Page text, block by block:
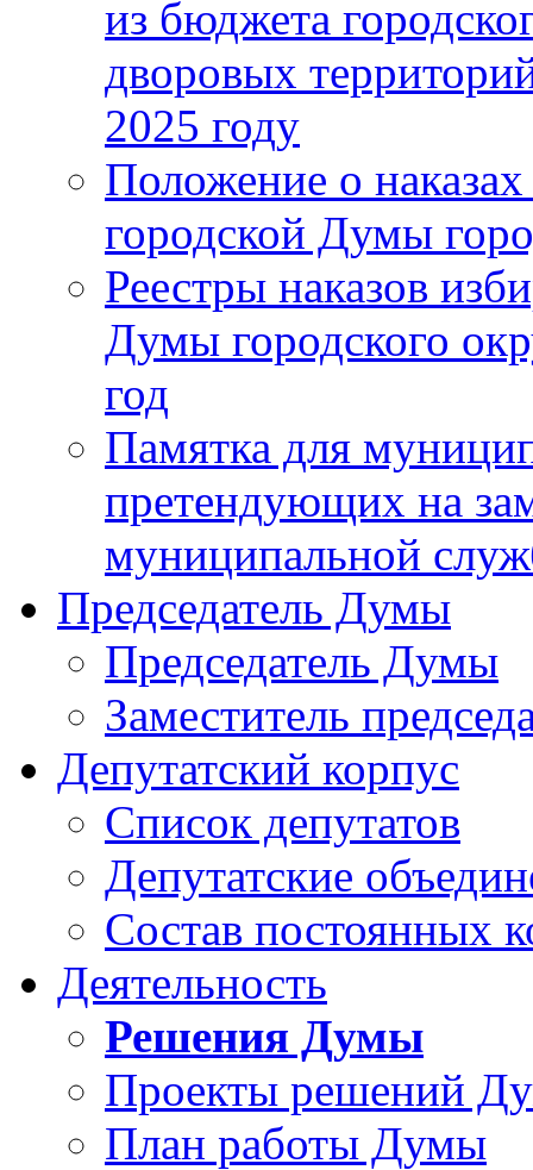
из бюджета
дворовых
2025 году
Положение о
городской Думы
Реестры наказов
Думы городского
год
Памятка для
претендующих на
муниципальной
Председатель Думы
Председатель Думы
Заместитель
Депутатский корпус
Список депутатов
Депутатские
Состав постоянных
Деятельность
Решения Думы
Проекты решений
План работы Думы